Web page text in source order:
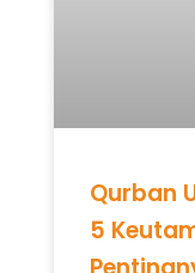
Qurban
5